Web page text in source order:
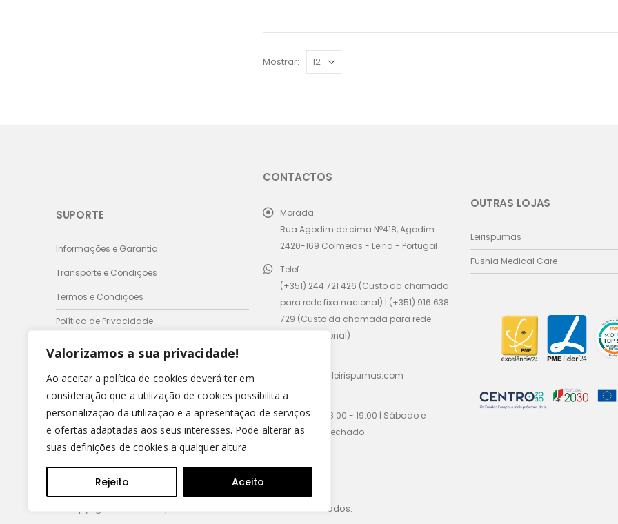
Valorizamos a sua privacidade!
Ao aceitar a política de cookies deverá ter em
consideração que a utilização de cookies possibilita a
personalização da utilização e a apresentação de serviços
e ofertas adaptadas aos seus interesses. Pode alterar as
suas definições de cookies a qualquer altura.
Rejeito Aceito
Mostrar:
SUPORTE
Informações e Garantia
Transporte e Condições
Termos e Condições
Política de Privacidade
CONTACTOS
Morada:
Rua Agodim de cima Nº418, Agodim
2420-169 Colmeias - Leiria - Portugal
Telef.:
(+351) 244 721 426 (Custo da chamada
para rede fixa nacional) | (+351) 916 638
729 (Custo da chamada para rede
móvel nacional)
comercial@leirispumas.com
Horário:
Seg - Sex / 8:00 - 19:00 | Sábado e
Domingo / fechado
OUTRAS LOJAS
Leirispumas
Fushia Medical Care
© Copyright 2022 - Leirispumas Lda. Todos os direitos reservados.